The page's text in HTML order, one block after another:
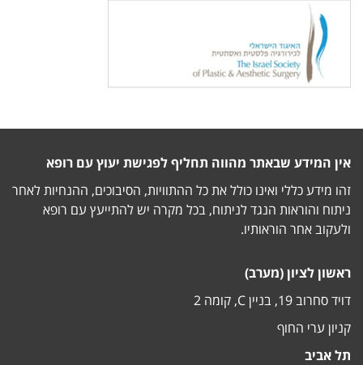
אין המידע שבאתר מהווה תחליף לפגישת יעוץ עם רופא
זהו מידע כללי ואינו כולל את כל ההתוויות, הסיבוכים, ההנחיות לאחר
ניתוח והוראות הנגד לניתוח, בכל מקרה יש להתייעץ עם רופא
ולעקוב אחר הוראותיו.
ראשון לציון (מערב)
דויד סחרוב 19, בניין C, קומה 2
קניון ערי החוף
תל אביב